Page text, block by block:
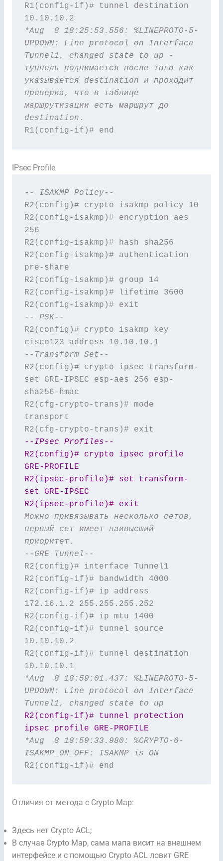
R1(config-if)# tunnel destination
*Aug  8 18:25:53.556: %LINEPROTO-5-
UPDOWN: Line protocol on Interface
Tunnel1, changed state to up -
туннель поднимается после того как
указывается destination и проходит
проверка, что в таблице
маршрутизации есть маршрут до
destination .
R1(config-if)# end
IPsec Profile
-- ISAKMP Policy--
R2(config)# crypto isakmp policy 10
R2(config-isakmp)# encryption aes
256
R2(config-isakmp)# hash sha256
R2(config-isakmp)# authentication
pre-share
R2(config-isakmp)# group 14
R2(config-isakmp)# lifetime 3600
-- PSK--
R2(config)# crypto isakmp key
--Transform Set--
R2(config)# crypto ipsec transform-
set GRE-IPSEC esp-aes 256 esp-
sha256-hmac
R2(cfg-crypto-trans)# mode
transport
--IPsec Profiles--
R2(config)# crypto ipsec profile
GRE-PROFILE
R2(ipsec-profile)# set transform-
set GRE-IPSEC
R2(ipsec-profile)# exit
Можно привязывать несколько сетов,
первый сет имеет наивысший
приоритет.
-- GRE Tunnel--
R2(config)# interface Tunnel1
R2(config-if)# bandwidth 4000
R2(config-if)# ip address
172.16.1.2 255.255.255.252
R2(config-if)# ip mtu 1400
R2(config-if)# tunnel source
10.10.10.2
R2(config-if)# tunnel destination
*Aug  8 18:59:01.437: %LINEPROTO-5-
UPDOWN: Line protocol on Interface
Tunnel1, changed state to up
R2(config-if)# tunnel protection
ipsec profile GRE-PROFILE
*Aug  8 18:59:33.980: %CRYPTO-6-
ISAKMP_ON_OFF: ISAKMP is ON
R2(config-if)# end
Отличия от метода с Crypto Map:
Здесь нет Crypto ACL;
В случае Crypto Map, сама мапа висит на внешнем
интерфейсе и с помощью Crypto ACL ловит GRE